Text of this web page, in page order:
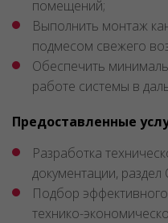
помещений;
Выполнить монтаж
подмесом свежего
Обеспечить
работе системы в
Предоставленные
Разработка
документации,
Подбор
технико-